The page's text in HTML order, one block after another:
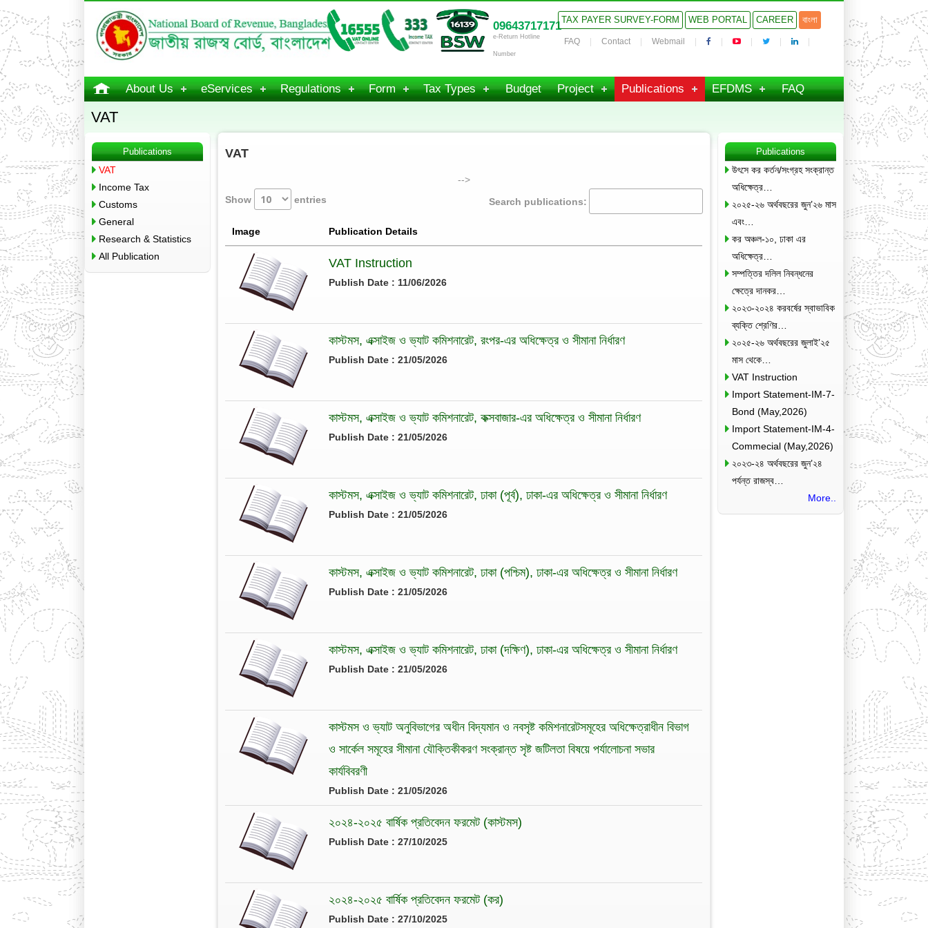
09643717171
e-Return Hotline
Number
TAX PAYER SURVEY-FORM WEB PORTAL CAREER বাংলা
FAQ Contact Webmail
About Us eServices Regulations Form Tax Types Budget Project Publications EFDMS FAQ
VAT
Publications
VAT
Income Tax
Customs
General
Research & Statistics
All Publication
VAT
-->
Show
entries Search publications:
Image Publication Details
VAT Instruction
Publish Date : 11/06/2026
কাস্টমস, এক্সাইজ ও ভ্যাট কমিশনারেট, রংপর-এর অধিক্ষেত্র ও সীমানা নির্ধারণ
Publish Date : 21/05/2026
কাস্টমস, এক্সাইজ ও ভ্যাট কমিশনারেট, কক্সবাজার-এর অধিক্ষেত্র ও সীমানা নির্ধারণ
Publish Date : 21/05/2026
কাস্টমস, এক্সাইজ ও ভ্যাট কমিশনারেট, ঢাকা (পূর্ব), ঢাকা-এর অধিক্ষেত্র ও সীমানা নির্ধারণ
Publish Date : 21/05/2026
কাস্টমস, এক্সাইজ ও ভ্যাট কমিশনারেট, ঢাকা (পশ্চিম), ঢাকা-এর অধিক্ষেত্র ও সীমানা নির্ধারণ
Publish Date : 21/05/2026
কাস্টমস, এক্সাইজ ও ভ্যাট কমিশনারেট, ঢাকা (দক্ষিণ), ঢাকা-এর অধিক্ষেত্র ও সীমানা নির্ধারণ
Publish Date : 21/05/2026
কাস্টমস ও ভ্যাট অনুবিভাগের অধীন বিদ্যমান ও নবসৃষ্ট কমিশনারেটসমূহের অধিক্ষেত্রাধীন বিভাগ
ও সার্কেল সমূহের সীমানা যৌক্তিকীকরণ সংক্রান্ত সৃষ্ট জটিলতা বিষয়ে পর্যালোচনা সভার
কার্যবিবরণী
Publish Date : 21/05/2026
২০২৪-২০২৫ বার্ষিক প্রতিবেদন ফরমেট (কাস্টমস)
Publish Date : 27/10/2025
২০২৪-২০২৫ বার্ষিক প্রতিবেদন ফরমেট (কর)
Publish Date : 27/10/2025
Publications
উৎসে কর কর্তন/সংগ্রহ সংক্রান্ত
অধিক্ষেত্র…
২০২৫-২৬ অর্থবছরের জুন’২৬ মাস
এবং…
কর অঞ্চল-১০, ঢাকা এর
অধিক্ষেত্র…
সম্পত্তির দলিল নিবন্ধনের
ক্ষেত্রে দানকর…
২০২৩-২০২৪ করবর্ষের স্বাভাবিক
ব্যক্তি শ্রেণির…
২০২৫-২৬ অর্থবছরের জুলাই’২৫
মাস থেকে…
VAT Instruction
Import Statement-IM-7-
Bond (May,2026)
Import Statement-IM-4-
Commecial (May,2026)
২০২৩-২৪ অর্থবছরের জুন’২৪
পর্যন্ত রাজস্ব…
More..